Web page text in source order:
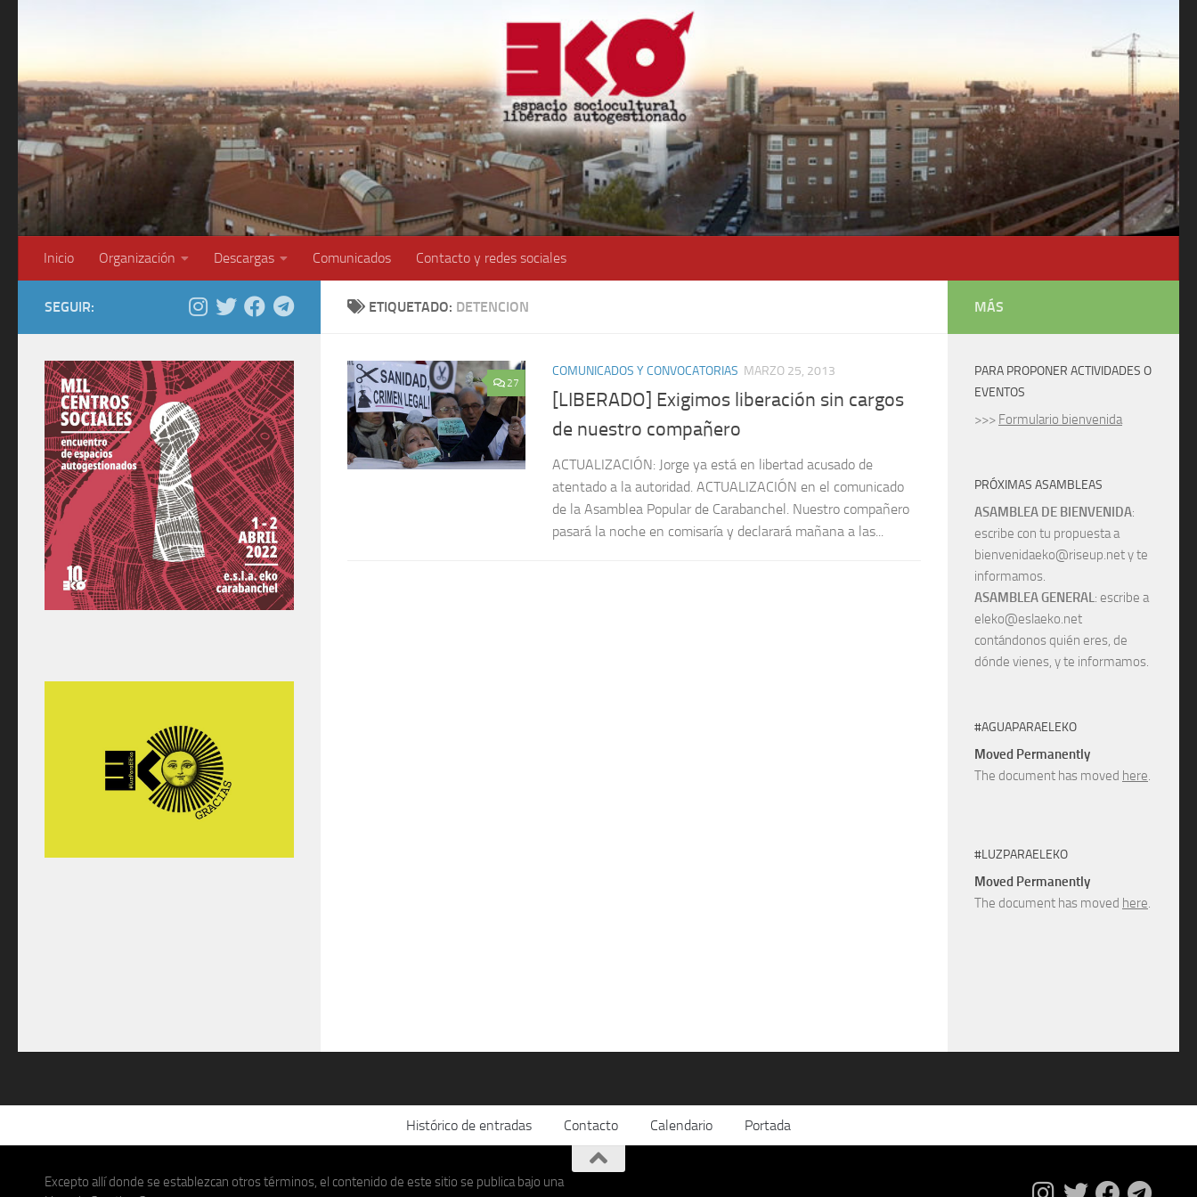
Inicio Organización Descargas Comunicados Contacto y redes sociales
ETIQUETADO: DETENCION
27
COMUNICADOS Y CONVOCATORIAS MARZO 25, 2013
[LIBERADO] Exigimos liberación sin cargos
de nuestro compañero
ACTUALIZACIÓN: Jorge ya está en libertad acusado de
atentado a la autoridad. ACTUALIZACIÓN en el comunicado
de la Asamblea Popular de Carabanchel. Nuestro compañero
pasará la noche en comisaría y declarará mañana a las...
SEGUIR: MÁS
PARA PROPONER ACTIVIDADES O
EVENTOS
>>> Formulario bienvenida
PRÓXIMAS ASAMBLEAS
ASAMBLEA DE BIENVENIDA:
escribe con tu propuesta a
bienvenidaeko@riseup.net y te
informamos.
ASAMBLEA GENERAL: escribe a
eleko@eslaeko.net
contándonos quién eres, de
dónde vienes, y te informamos.
#AGUAPARAELEKO
Moved Permanently
The document has moved here.
#LUZPARAELEKO
Moved Permanently
The document has moved here.
Histórico de entradas Contacto Calendario Portada
Excepto allí donde se establezcan otros términos, el contenido de este sitio se publica bajo una